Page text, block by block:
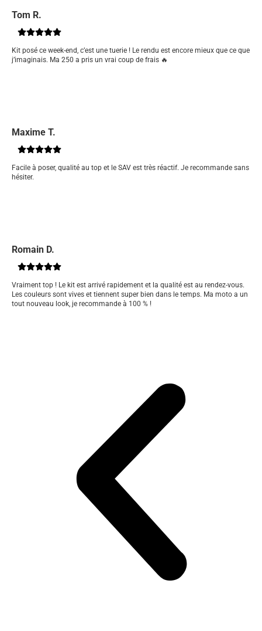
Tom R.
Kit posé ce week-end, c’est une tuerie ! Le rendu est encore mieux que ce que
j’imaginais. Ma 250 a pris un vrai coup de frais 🔥
Maxime T.
Facile à poser, qualité au top et le SAV est très réactif. Je recommande sans
hésiter.
Romain D.
Vraiment top ! Le kit est arrivé rapidement et la qualité est au rendez-vous.
Les couleurs sont vives et tiennent super bien dans le temps. Ma moto a un
tout nouveau look, je recommande à 100 % !